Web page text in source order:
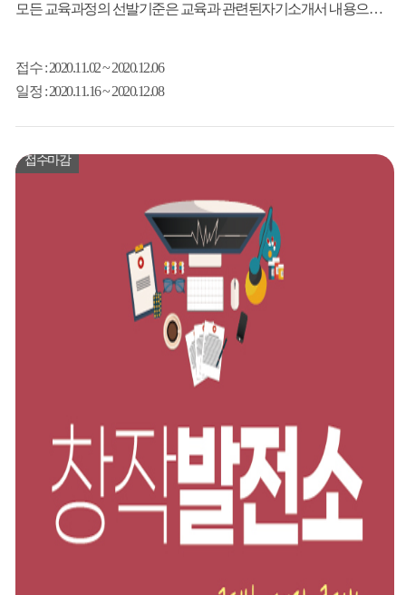
모든 교육과정의 선발기준은 교육과 관련된자기소개서 내용으로 강사님께서 선발할 예정입니다.(강의 난이도 조율) 교육 예정 날짜 : 12월 7일 오후1시~5시 예상 난이도(★) 교육 예정 날짜 : 12월 7일 오후1시~5시 ※ 다른 강연과 중복신청시 접수가 제대로 되지 않을 수 있습니다. 일정 확인하시고 지원해주시기 바랍니다. 문의전화 : 064-735...
접수: 2020.11.02 ~ 2020.12.06
일정 : 2020.11.16 ~ 2020.12.08
접수마감